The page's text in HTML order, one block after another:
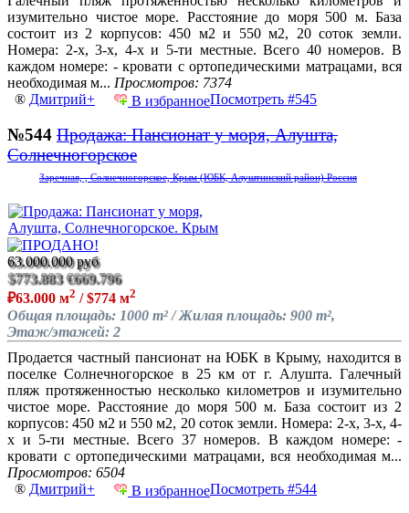
изумительно чистое море. Расстояние до моря 500 м. База
состоит из 2 корпусов: 450 м2 и 550 м2, 20 соток земли.
Номера: 2-х, 3-х, 4-х и 5-ти местные. Всего 40 номеров. В
каждом номере: - кровати с ортопедическими матрацами, вся
необходимая м... Просмотров: 7374
® Дмитрий+ В избранноеПосмотреть #545
№544 Продажа: Пансионат у моря, Алушта,
Солнечногорское
Заречная, , Солнечногорское, Крым (ЮБК, Алуштинский район) Россия
63.000.000 руб
$773.883 €669.796
₽63.000 м2 / $774 м2
Общая площадь: 1000 m² / Жилая площадь: 900 m²,
Этаж/этажей: 2
Продается частный пансионат на ЮБК в Крыму, находится в
поселке Солнечногорское в 25 км от г. Алушта. Галечный
пляж протяженностью несколько километров и изумительно
чистое море. Расстояние до моря 500 м. База состоит из 2
корпусов: 450 м2 и 550 м2, 20 соток земли. Номера: 2-х, 3-х, 4-
х и 5-ти местные. Всего 37 номеров. В каждом номере: -
кровати с ортопедическими матрацами, вся необходимая м...
Просмотров: 6504
® Дмитрий+ В избранноеПосмотреть #544